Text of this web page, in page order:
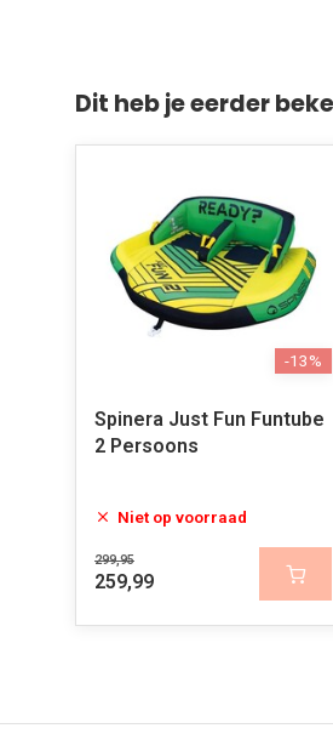
Dit heb je eerder
-13%
Spinera Just Fun Funtube
2 Persoons
Niet op voorraad
299,95
259,99